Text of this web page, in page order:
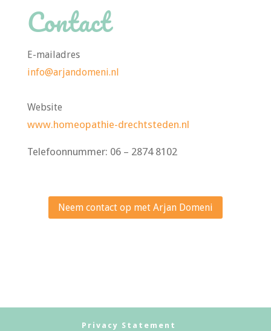
Contact
E-mailadres
info@arjandomeni.nl
Website
www.homeopathie-drechtsteden.nl
Telefoonnummer: 06 – 2874 8102
Neem contact op met Arjan Domeni
Privacy Statement